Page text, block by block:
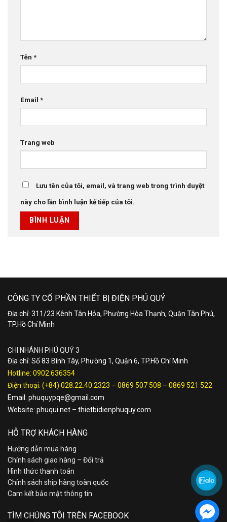
Tên *
Email *
Trang web
Lưu tên của tôi, email, và trang web trong trình duyệt
này cho lần bình luận kế tiếp của tôi.
CÔNG TY CỔ PHẦN THIẾT BỊ ĐIỆN PHÚ QUÝ
Địa chỉ: 311/23 Kênh Tân Hóa, Phường Hòa Thạnh, Quận Tân Phú,
TP.Hồ Chí Minh
CHI NHÁNH PHÚ QUÝ 3
Địa chỉ: Số 83 Bình Tây, Phường 1, Quận 6, TP.Hồ Chí Minh
Hotline: 0902.636354
Điện thoại: (+84) 028.22.40.2323 – 0869 507 508 – 0869 521 522
Email: phuquypqe@gmail.com
Website: phuqui.net – thietbidienphuquy.com
HỖ TRỢ KHÁCH HÀNG
Hướng dẫn mua hàng
Chính sách giao hàng – Đổi trả
Hình thức thanh toán
Chính sách ship hàng toàn quốc
Cam kết bảo mật thông tin
TÌM CHÚNG TÔI TRÊN FACEBOOK